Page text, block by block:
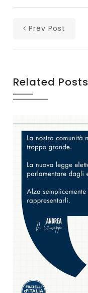
Prev Post
Related Posts